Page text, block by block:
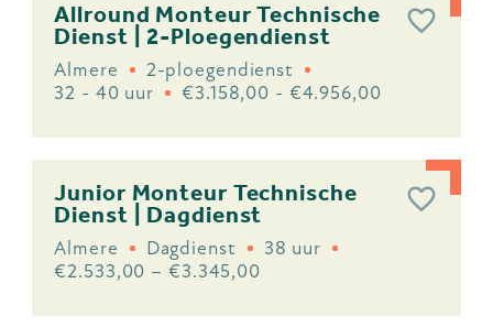
Allround Monteur Technische
Dienst | 2-Ploegendienst
Almere
2-ploegendienst
32 - 40 uur
€3.158,00 - €4.956,00
Junior Monteur Technische
Dienst | Dagdienst
Almere Dagdienst
38 uur
€2.533,00 – €3.345,00